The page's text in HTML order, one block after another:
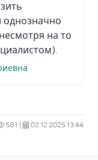
однозначно
на то
581 | 02.12.2025 13:44